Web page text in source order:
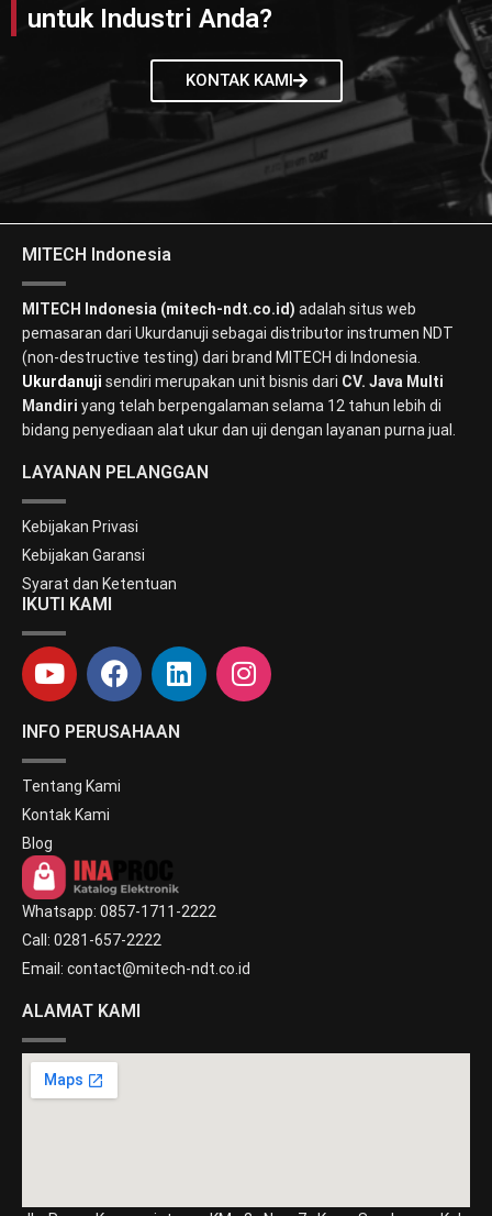
untuk Industri Anda?
KONTAK KAMI
MITECH Indonesia
MITECH Indonesia (mitech-ndt.co.id) adalah situs web
pemasaran dari Ukurdanuji sebagai distributor instrumen NDT
(non-destructive testing) dari brand MITECH di Indonesia.
Ukurdanuji sendiri merupakan unit bisnis dari CV. Java Multi
Mandiri yang telah berpengalaman selama 12 tahun lebih di
bidang penyediaan alat ukur dan uji dengan layanan purna jual.
LAYANAN PELANGGAN
Kebijakan Privasi
Kebijakan Garansi
Syarat dan Ketentuan
IKUTI KAMI
INFO PERUSAHAAN
Tentang Kami
Kontak Kami
Blog
Whatsapp: 0857-1711-2222
Call: 0281-657-2222
Email: contact@mitech-ndt.co.id
ALAMAT KAMI